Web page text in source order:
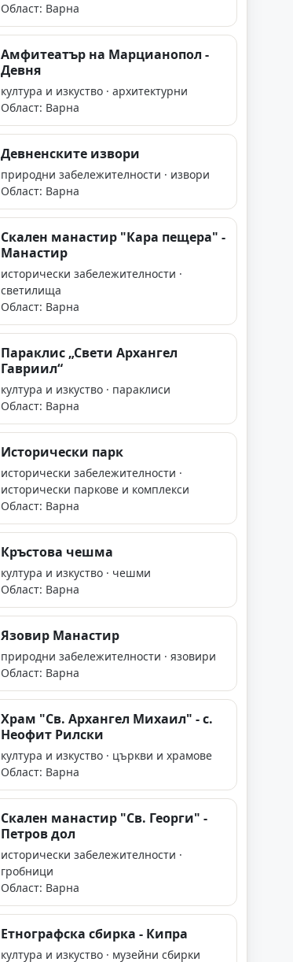
Област: Варна
Амфитеатър на Марцианопол -
Девня
култура и изкуство · архитектурни
Област: Варна
Девненските извори
природни забележителности · извори
Област: Варна
Скален манастир "Кара пещера" -
Манастир
исторически забележителности ·
светилища
Област: Варна
Параклис „Свети Архангел
Гавриил“
култура и изкуство · параклиси
Област: Варна
Исторически парк
исторически забележителности ·
исторически паркове и комплекси
Област: Варна
Кръстова чешма
култура и изкуство · чешми
Област: Варна
Язовир Манастир
природни забележителности · язовири
Област: Варна
Храм "Св. Архангел Михаил" - с.
Неофит Рилски
култура и изкуство · църкви и храмове
Област: Варна
Скален манастир "Св. Георги" -
Петров дол
исторически забележителности ·
гробници
Област: Варна
Етнографска сбирка - Кипра
култура и изкуство · музейни сбирки